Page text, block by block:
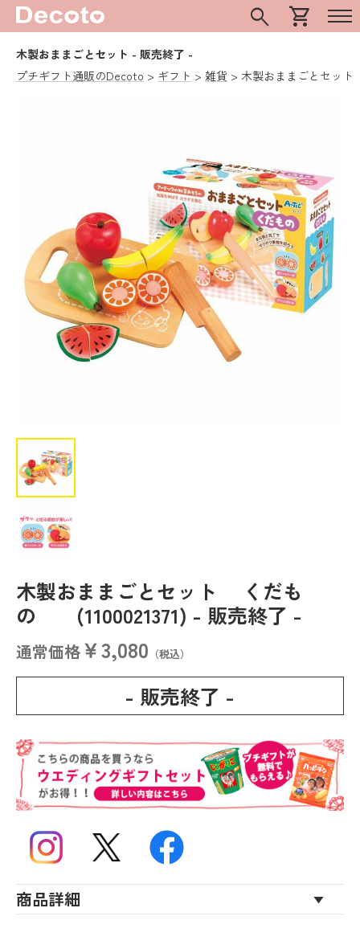
search shopping_cart
木製おままごとセット - 販売終了 -
プチギフト通販のDecoto
ギフト 雑貨 木製おままごとセット
木製おままごとセット くだも
の (1100021371) - 販売終了 -
通常価格￥3,080 （税込）
- 販売終了 -
商品詳細